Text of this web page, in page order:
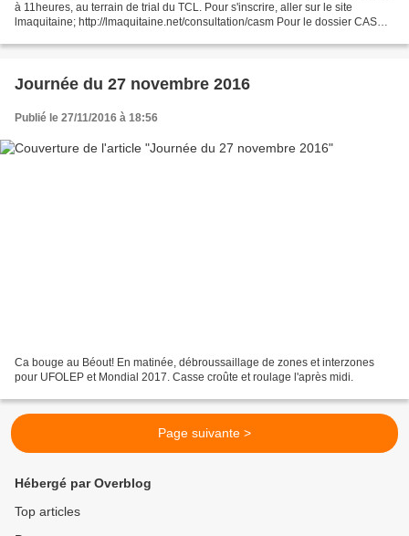
à 11heures, au terrain de trial du TCL. Pour s'inscrire, aller sur le site
lmaquitaine; http://lmaquitaine.net/consultation/casm Pour le dossier CASM
Journée du 27 novembre 2016
Publié le 27/11/2016 à 18:56
Ca bouge au Béout! En matinée, débroussaillage de zones et interzones
pour UFOLEP et Mondial 2017. Casse croûte et roulage l'après midi.
Page suivante >
Hébergé par Overblog
Top articles